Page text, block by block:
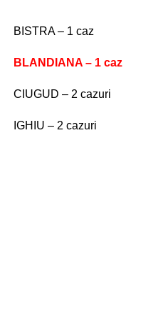
BISTRA – 1 caz
BLANDIANA – 1 caz
CIUGUD – 2 cazuri
IGHIU – 2 cazuri